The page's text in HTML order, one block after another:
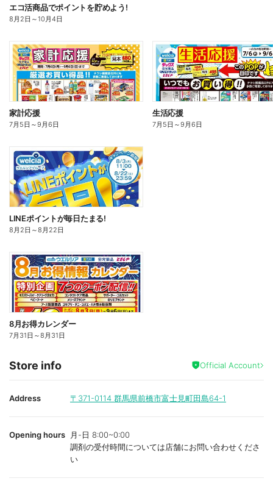
エコ活商品でポイントを貯めよう!
8月2日 ～10月4日
家計応援
7月5日 ～9月6日
生活応援
7月5日 ～9月6日
LINEポイントが毎日たまる!
8月2日 ～8月22日
8月お得カレンダー
7月31日 ～8月31日
Store info Official Account
Address 〒371-0114 群馬県前橋市富士見町田島64-1
Opening hours
月-日 8:00~0:00
調剤の受付時間については店舗にお問い合わせくださ
い